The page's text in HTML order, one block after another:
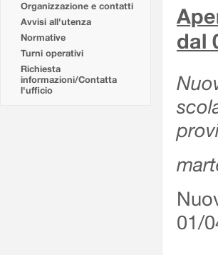
Organizzazione e contatti
Avvisi all'utenza
Normative
Turni operativi
Richiesta
informazioni/Contatta
l'ufficio
dal
01/